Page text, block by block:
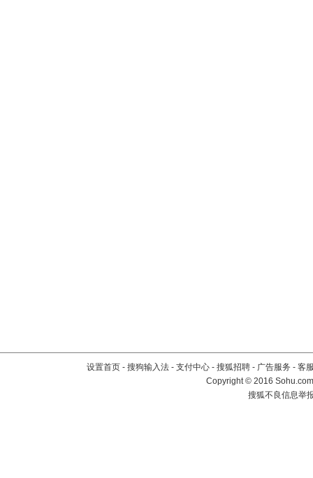
设置首页 - 搜狗输入法 - 支付中心 - 搜狐招聘 - 广告服务 - 客
Copyright©2016
搜狐不良信息举